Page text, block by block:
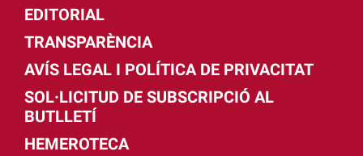
EDITORIAL
TRANSPARÈNCIA
AVÍS LEGAL I POLÍTICA DE PRIVACITAT
SOL·LICITUD DE SUBSCRIPCIÓ AL
BUTLLETÍ
HEMEROTECA